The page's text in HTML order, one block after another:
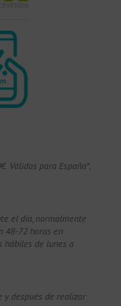
Válidos para España*,
el día, normalmente
48-72 horas en
hábiles de lunes a
y después de realizar